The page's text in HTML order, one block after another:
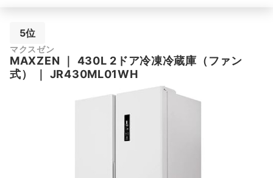
5位
マクスゼン
MAXZEN ｜ 430L 2ドア冷凍冷蔵庫（ファン
式）
｜ JR430ML01WH